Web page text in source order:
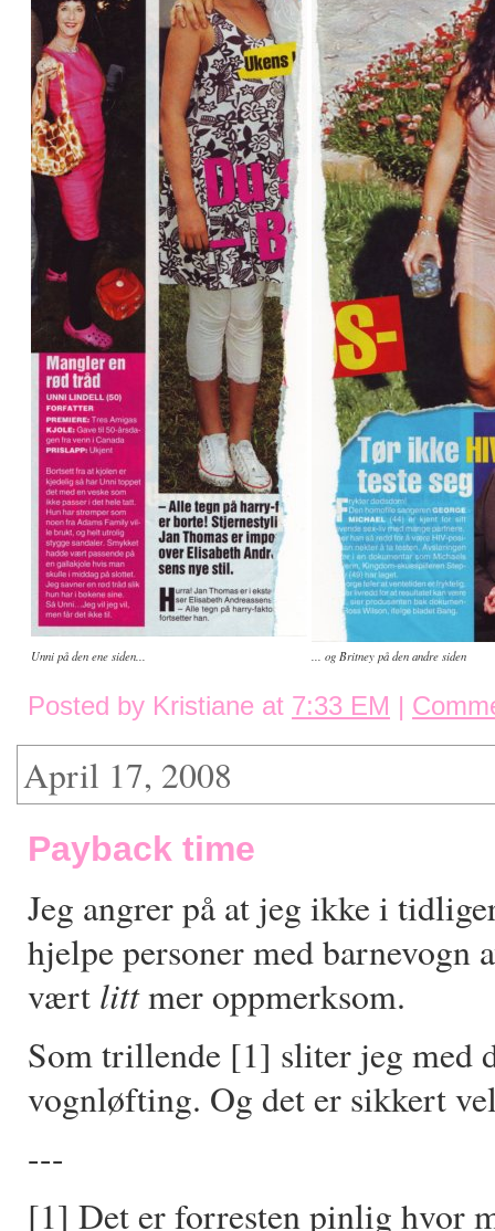
Unni på den ene siden... ... og Britney på den andre siden
Posted by Kristiane at 7:33 EM |
April 17, 2008
Payback time
Jeg angrer på at jeg ikke i
hjelpe personer med
vært littmer oppmerksom.
Som trillende [1] sliter jeg med
vognløfting. Og det er sikkert
---
[1] Det er forresten pinlig hvor